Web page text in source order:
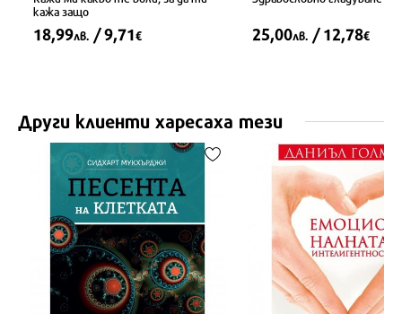
кажа защо
18,99лв. / 9,71€ 25,00лв. / 12,78€
Други клиенти харесаха тези